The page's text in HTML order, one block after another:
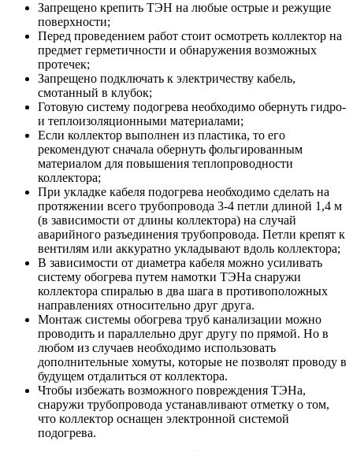
Запрещено крепить ТЭН на любые острые и режущие
поверхности;
Перед проведением работ стоит осмотреть коллектор на
предмет герметичности и обнаружения возможных
протечек;
Запрещено подключать к электричеству кабель,
смотанный в клубок;
Готовую систему подогрева необходимо обернуть гидро-
и теплоизоляционными материалами;
Если коллектор выполнен из пластика, то его
рекомендуют сначала обернуть фольгированным
материалом для повышения теплопроводности
коллектора;
При укладке кабеля подогрева необходимо сделать на
протяжении всего трубопровода 3-4 петли длиной 1,4 м
(в зависимости от длины коллектора) на случай
аварийного разъединения трубопровода. Петли крепят к
вентилям или аккуратно укладывают вдоль коллектора;
В зависимости от диаметра кабеля можно усиливать
систему обогрева путем намотки ТЭНа снаружи
коллектора спиралью в два шага в противоположных
направлениях относительно друг друга.
Монтаж системы обогрева труб канализации можно
проводить и параллельно друг другу по прямой. Но в
любом из случаев необходимо использовать
дополнительные хомуты, которые не позволят проводу в
будущем отдалиться от коллектора.
Чтобы избежать возможного повреждения ТЭНа,
снаружи трубопровода устанавливают отметку о том,
что коллектор оснащен электронной системой
подогрева.